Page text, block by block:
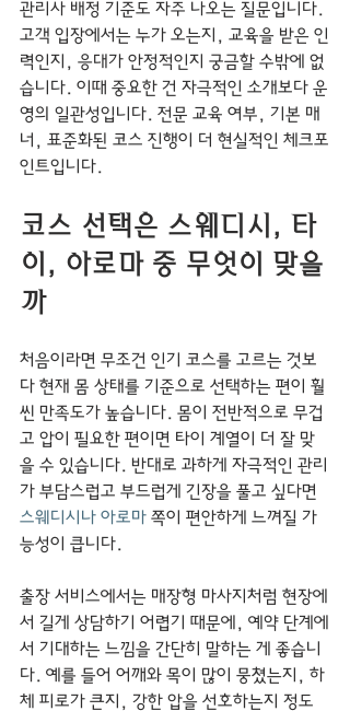
관리사 배정 기준도 자주 나오는 질문입니다.
고객 입장에서는 누가 오는지, 교육을 받은 인
력인지, 응대가 안정적인지 궁금할 수밖에 없
습니다. 이때 중요한 건 자극적인 소개보다 운
영의 일관성입니다. 전문 교육 여부, 기본 매
너, 표준화된 코스 진행이 더 현실적인 체크포
인트입니다.
코스 선택은 스웨디시, 타
이, 아로마 중 무엇이 맞을
까
처음이라면 무조건 인기 코스를 고르는 것보
다 현재 몸 상태를 기준으로 선택하는 편이 훨
씬 만족도가 높습니다. 몸이 전반적으로 무겁
고 압이 필요한 편이면 타이 계열이 더 잘 맞
을 수 있습니다. 반대로 과하게 자극적인 관리
가 부담스럽고 부드럽게 긴장을 풀고 싶다면
스웨디시나 아로마 쪽이 편안하게 느껴질 가
능성이 큽니다.
출장 서비스에서는 매장형 마사지처럼 현장에
서 길게 상담하기 어렵기 때문에, 예약 단계에
서 기대하는 느낌을 간단히 말하는 게 좋습니
다. 예를 들어 어깨와 목이 많이 뭉쳤는지, 하
체 피로가 큰지, 강한 압을 선호하는지 정도